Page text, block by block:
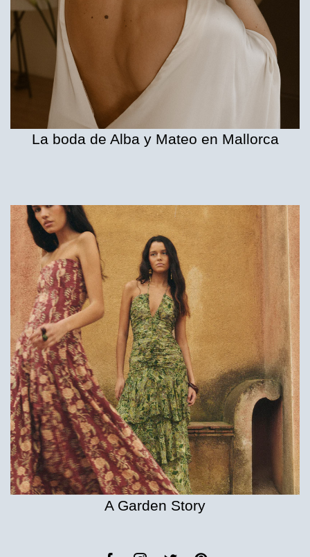
La boda de Alba y Mateo en Mallorca
A Garden Story